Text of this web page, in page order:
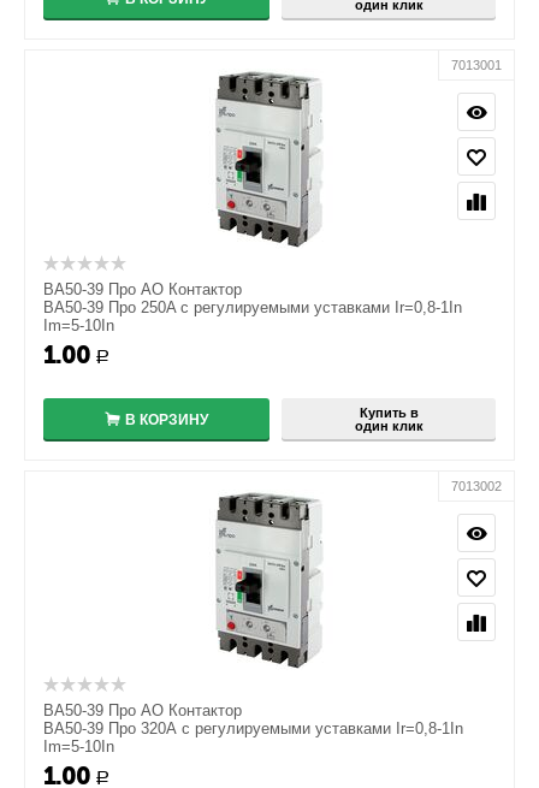
один клик
7013001
ВА50-39 Про АО Контактор
ВА50-39 Про 250A с регулируемыми уставками Ir=0,8-1In
Im=5-10In
1.00 Р
В КОРЗИНУ
Купить в
один клик
7013002
ВА50-39 Про АО Контактор
ВА50-39 Про 320А с регулируемыми уставками Ir=0,8-1In
Im=5-10In
1.00 Р